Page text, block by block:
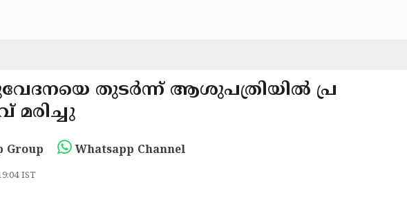
തുടര്‍ന്ന് ആശുപത്രിയില്‍ പ്ര
മരിച്ചു
Group Whatsapp Channel
IST